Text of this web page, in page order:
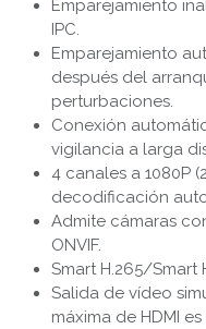
Emparejamiento
IPC.
Emparejamiento
después del
perturbaciones.
Conexión
vigilancia a larga
4 canales a 1080P
decodificación
Admite cámaras
ONVIF.
Smart H.265/Smart
Salida de vídeo
máxima de HDMI es